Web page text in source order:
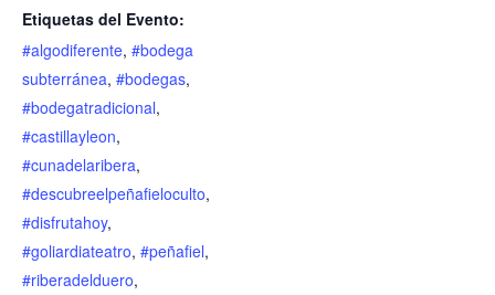
Etiquetas del Evento:
#algodiferente, #bodega
subterránea, #bodegas,
#bodegatradicional,
#castillayleon,
#cunadelaribera,
#descubreelpeñafieloculto,
#disfrutahoy,
#goliardiateatro, #peñafiel,
#riberadelduero,